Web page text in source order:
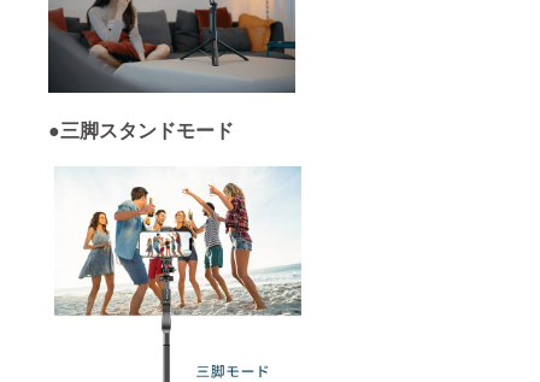
●三脚スタンドモード